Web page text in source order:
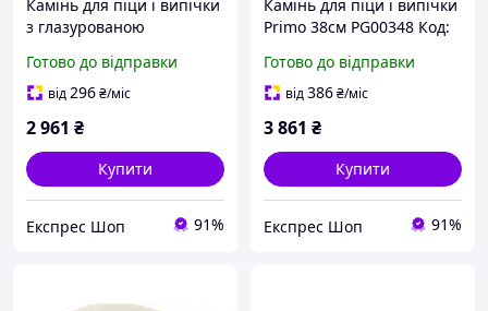
Камінь для піци і випічки
з глазурованою
PG00340 Код: 004227
Готово до відправки
від296₴/міс
2 961 ₴
Купити
Експрес Шоп 91%
Камінь для піци і випічки
Primo 38см PG00348 Код:
Готово до відправки
від386₴/міс
3 861 ₴
Купити
Експрес Шоп 91%